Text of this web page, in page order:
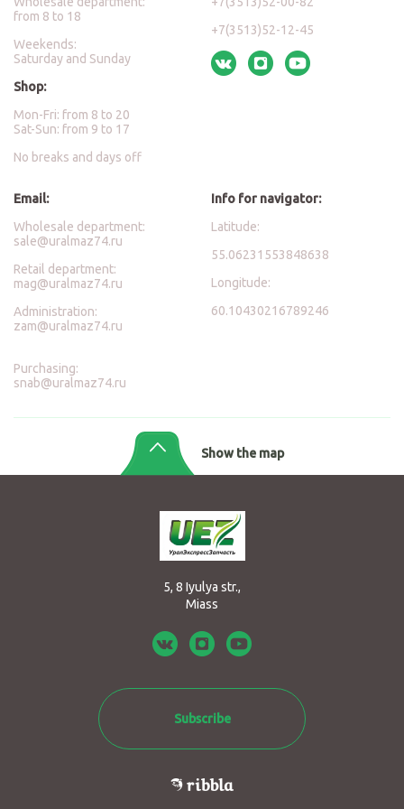
from 8 to 18
Weekends:
Saturday and Sunday
Shop:
Mon-Fri: from 8 to 20
Sat-Sun: from 9 to 17
No breaks and days off
+7(3513)52-12-45
Email:
Wholesale department:
sale@uralmaz74.ru
Retail department:
mag@uralmaz74.ru
Administration:
zam@uralmaz74.ru
Purchasing:
snab@uralmaz74.ru
Info for navigator:
Latitude:
55.06231553848638
Longitude:
60.10430216789246
Show the map
5, 8 Iyulya str.,
Miass
Subscribe